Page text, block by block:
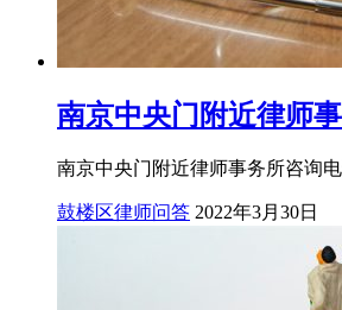
南京中央门附近律师
南京中央门附近律师事务所咨询
鼓楼区律师问答 2022年3月30日